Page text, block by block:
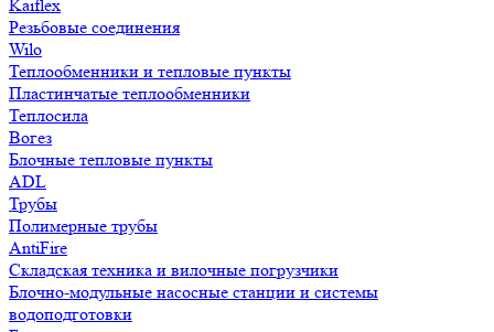
Kaiflex
Резьбовые соединения
Wilo
Теплообменники и тепловые пункты
Пластинчатые теплообменники
Теплосила
Вогез
Блочные тепловые пункты
ADL
Трубы
Полимерные трубы
AntiFire
Складская техника и вилочные погрузчики
Блочно-модульные насосные станции и системы
водоподготовки